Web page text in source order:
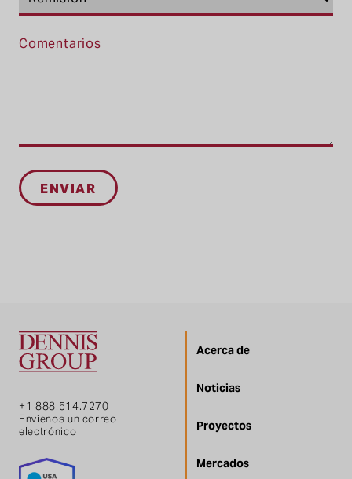
Comentarios
+1 888.514.7270
Envíenos un correo
electrónico
Acerca de
Noticias
Proyectos
Mercados